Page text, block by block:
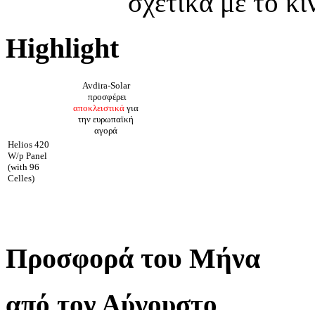
Highlight
Avdira-Solar
προσφέρει
αποκλειστικά για
την ευρωπαϊκή
αγορά
Helios 420
W/p Panel
(with 96
Celles)
Προσφορά του Μήνα